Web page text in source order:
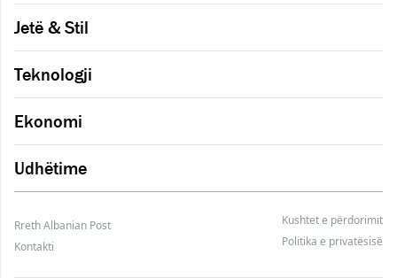
Jetë & Stil
Teknologji
Ekonomi
Udhëtime
Rreth Albanian Post
Kushtet e përdorimit
Kontakti
Politika e privatësisë